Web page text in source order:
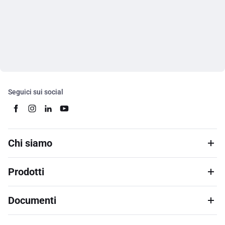
Seguici sui social
Chi siamo
Prodotti
Documenti